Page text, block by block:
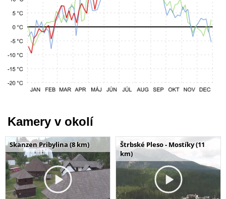
Kamery v okolí
Skanzen Pribylina (8 km)
Štrbské Pleso - Mostíky (11
km)